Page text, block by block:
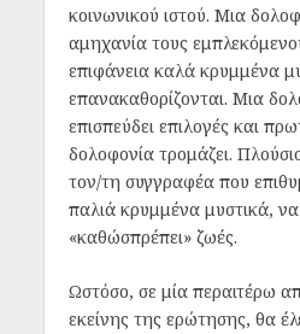
κοινωνικού ιστού. Μια
αμηχανία τους
επιφάνεια καλά κρυμμένα
επανακαθορίζονται. Μια
επισπεύδει επιλογές και
δολοφονία τρομάζει.
τον/τη συγγραφέα που
παλιά κρυμμένα μυστικά, να
«καθώσπρέπει» ζωές.
Ωστόσο, σε μία περαιτέρω
εκείνης της ερώτησης, θα